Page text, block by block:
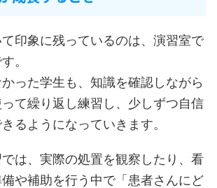
印象に残っているのは、演習室で
。
った学生も、知識を確認しながら
て繰り返し練習し、少しずつ自信
るようになっていきます。
は、実際の処置を観察したり、看
や補助を行う中で「患者さんにど